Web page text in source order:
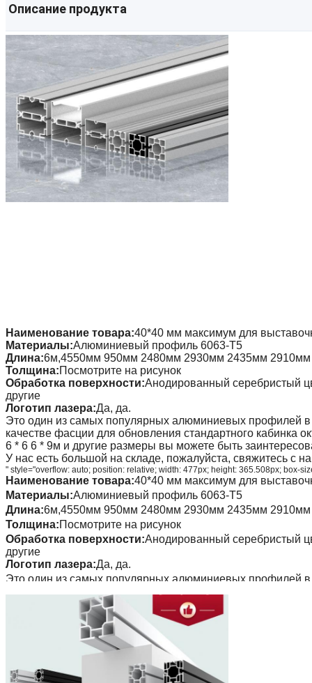
Описание продукта
Наименование товара:40*40 мм максимум для
Материалы:Алюминиевый профиль 6063-T5
Длина:6м,4550мм 950мм 2480мм 2930мм 2435мм
Толщина:Посмотрите на рисунок
Обработка поверхности:Анодированный серебристый
другие
Логотип лазера:Да, да.
Это один из самых популярных алюминиевых профилей
качестве фасции для обновления стандартного кабинка
6 * 6 6 * 9м и другие размеры вы можете быть
У нас есть большой на складе, пожалуйста, свяжитесь с
" style="overflow: auto; position: relative; width: 477px; height: 365.508px; box-
Наименование товара:40*40 мм максимум для
Материалы:Алюминиевый профиль 6063-T5
Длина:6м,4550мм 950мм 2480мм 2930мм 2435мм
Толщина:Посмотрите на рисунок
Обработка поверхности:Анодированный серебристый
другие
Логотип лазера:Да, да.
Это один из самых популярных алюминиевых профилей
6 * 6 6 * 9м и другие размеры вы можете быть
У нас есть большой на складе, пожалуйста, свяжитесь с